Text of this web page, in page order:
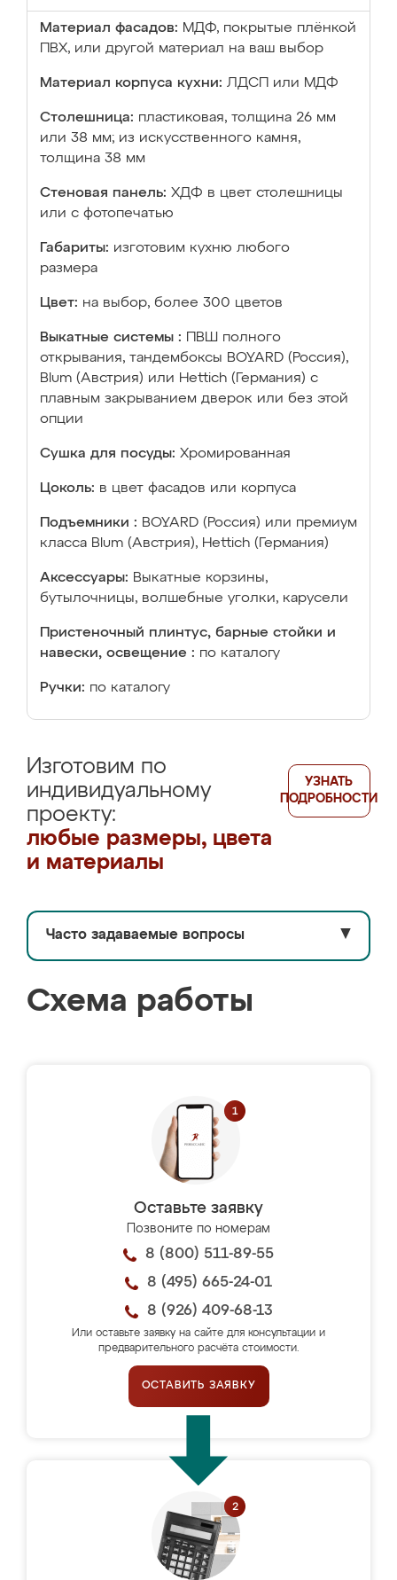
Материал фасадов: МДФ, покрытые плёнкой
ПВХ, или другой материал на ваш выбор
Материал корпуса кухни: ЛДСП или МДФ
Столешница: пластиковая, толщина 26 мм
или 38 мм; из искусственного камня,
толщина 38 мм
Стеновая панель: ХДФ в цвет столешницы
или с фотопечатью
Габариты: изготовим кухню любого
размера
Цвет: на выбор, более 300 цветов
Выкатные системы :
ПВШ полного
открывания, тандембоксы BOYARD (Россия),
Blum (Австрия) или Hettich (Германия) с
плавным закрыванием дверок или без этой
опции
Сушка для посуды: Хромированная
Цоколь: в цвет фасадов или корпуса
Подъемники : BOYARD (Россия) или премиум
класса Blum (Австрия), Hettich (Германия)
Аксессуары: Выкатные корзины,
бутылочницы, волшебные уголки, карусели
Пристеночный плинтус, барные стойки и
навески, освещение : по каталогу
Ручки: по каталогу
Изготовим по
индивидуальному
проекту:
любые размеры, цвета
и материалы
УЗНАТЬ
ПОДРОБНОСТИ
Часто задаваемые вопросы ▼
Схема работы
Оставьте заявку
Позвоните по номерам
8 (800) 511-89-55
8 (495) 665-24-01
8 (926) 409-68-13
Или оставьте заявку на сайте для консультации и
предварительного расчёта стоимости.
ОСТАВИТЬ ЗАЯВКУ